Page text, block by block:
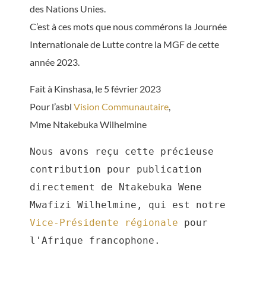
des Nations Unies.
C’est à ces mots que nous commérons la Journée
Internationale de Lutte contre la MGF de cette
année 2023.
Fait à Kinshasa, le 5 février 2023
Pour l’asbl Vision Communautaire
Mme Ntakebuka Wilhelmine
Nous avons reçu cette précieuse
contribution pour publication
directement de Ntakebuka Wene
Vice-Présidente régionale pour
l'Afrique francophone.